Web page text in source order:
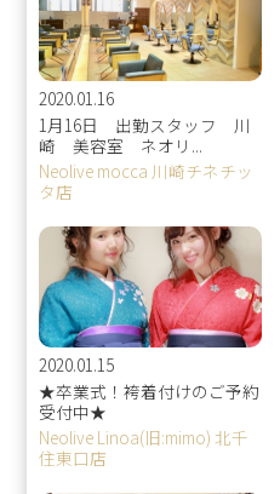
2020.01.16
1月16日 出勤スタッフ 川
崎 美容室 ネオリ...
Neolive mocca 川崎チネチッ
タ店
2020.01.15
★卒業式！袴着付けのご予約
受付中★
Neolive Linoa(旧:mimo) 北千
住東口店